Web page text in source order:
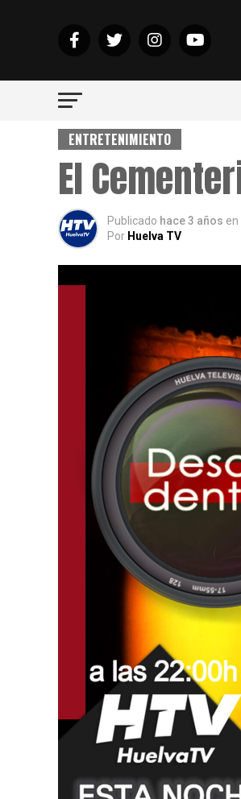
ENTRETENIMIENTO
El
Publicado hace 3 años en
Por Huelva TV